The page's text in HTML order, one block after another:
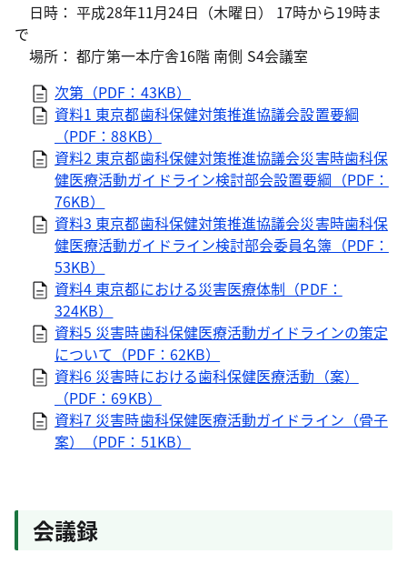
日時： 平成28年11月24日（木曜日） 17時から19時ま
で
場所： 都庁第一本庁舎16階 南側 S4会議室
次第（PDF：43KB）
資料1 東京都歯科保健対策推進協議会設置要綱
（PDF：88KB）
資料2 東京都歯科保健対策推進協議会災害時歯科保
健医療活動ガイドライン検討部会設置要綱（PDF：
76KB）
資料3 東京都歯科保健対策推進協議会災害時歯科保
健医療活動ガイドライン検討部会委員名簿（PDF：
53KB）
資料4 東京都における災害医療体制（PDF：
324KB）
資料5 災害時歯科保健医療活動ガイドラインの策定
について（PDF：62KB）
資料6 災害時における歯科保健医療活動（案）
（PDF：69KB）
資料7 災害時歯科保健医療活動ガイドライン（骨子
案）（PDF：51KB）
会議録